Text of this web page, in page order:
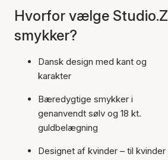
Hvorfor vælge Studio.Z
smykker?
Dansk design med kant og
karakter
Bæredygtige smykker i
genanvendt sølv og 18 kt.
guldbelægning
Designet af kvinder – til kvinder